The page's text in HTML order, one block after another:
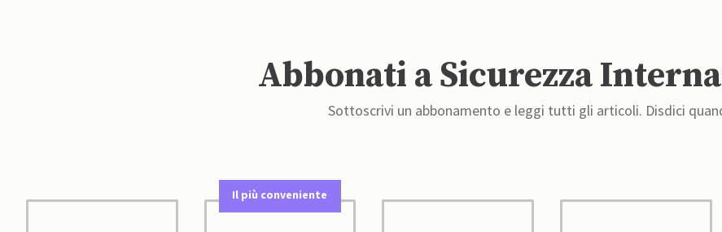
Abbonati a Sicurezza
Sottoscrivi un abbonamento e leggi tutti gli articoli. Disdici
Il più conveniente